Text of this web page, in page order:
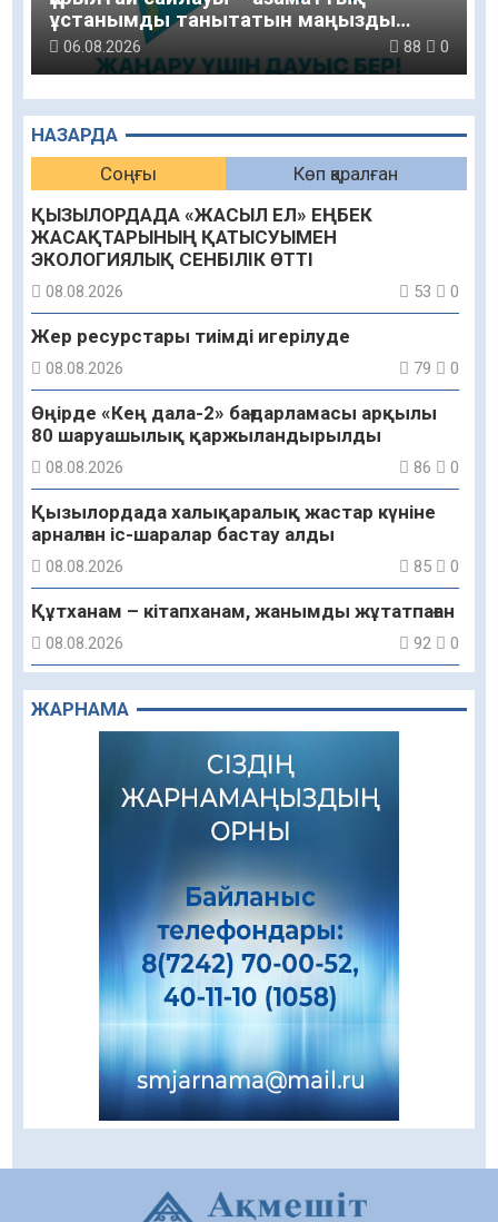
НАЗАРДА
Соңғы
Көп қаралған
ҚЫЗЫЛОРДАДА «ЖАСЫЛ ЕЛ» ЕҢБЕК
ЖАСАҚТАРЫНЫҢ ҚАТЫСУЫМЕН
ЭКОЛОГИЯЛЫҚ СЕНБІЛІК ӨТТІ
08.08.2026 53 0
Жер ресурстары тиімді игерілуде
08.08.2026 79 0
Өңірде «Кең дала-2» бағдарламасы арқылы
80 шаруашылық қаржыландырылды
08.08.2026 86 0
Қызылордада халықаралық жастар күніне
арналған іс-шаралар бастау алды
08.08.2026 85 0
Құтханам – кітапханам, жанымды жұтатпаған
08.08.2026 92 0
Құрылыс қарқыны – қала дамуының айғағы
08.08.2026
Зәулім ғимараттарда туған жерді түлеткен
азаматтардың қолтаңбасы бар
Еңбегі ерлікпен тең мамандық
Даналықтың шырағданы, ой-сананың
шамшырағы
08.08.2026
Кенеге қарсы залалсыздандыру жұмыстары
жүргізілуде
07.08.2026
ЖАРНАМА
ұстанымды танытатын маңызды
қадам
06.08.2026 88 0